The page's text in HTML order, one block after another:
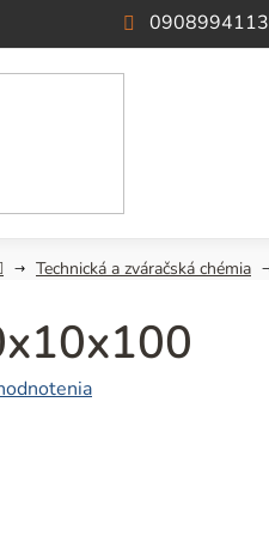
0908994113
DomovTechnická a zváračská chémia